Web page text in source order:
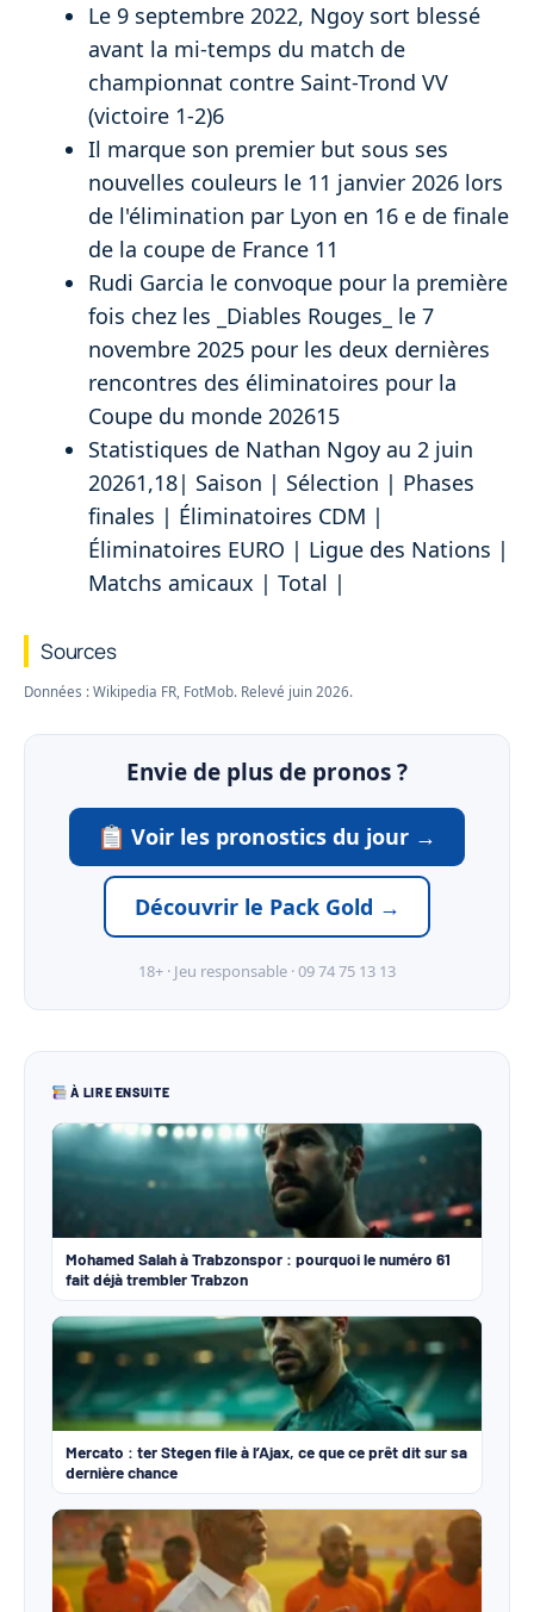
Le 9 septembre 2022, Ngoy sort blessé
avant la mi-temps du match de
championnat contre Saint-Trond VV
(victoire 1-2)6
Il marque son premier but sous ses
nouvelles couleurs le 11 janvier 2026 lors
de l'élimination par Lyon en 16 e de finale
de la coupe de France 11
Rudi Garcia le convoque pour la première
fois chez les _Diables Rouges_ le 7
novembre 2025 pour les deux dernières
rencontres des éliminatoires pour la
Coupe du monde 202615
Statistiques de Nathan Ngoy au 2 juin
20261,18| Saison | Sélection | Phases
finales | Éliminatoires CDM |
Éliminatoires EURO | Ligue des Nations |
Matchs amicaux | Total |
Sources
Données : Wikipedia FR, FotMob. Relevé juin 2026.
Envie de plus de pronos ?
Voir les pronostics du jour →
Découvrir le Pack Gold →
18+ · Jeu responsable · 09 74 75 13 13
À LIRE ENSUITE
Mohamed Salah à Trabzonspor : pourquoi le numéro 61
fait déjà trembler Trabzon
Mercato : ter Stegen file à l’Ajax, ce que ce prêt dit sur sa
dernière chance